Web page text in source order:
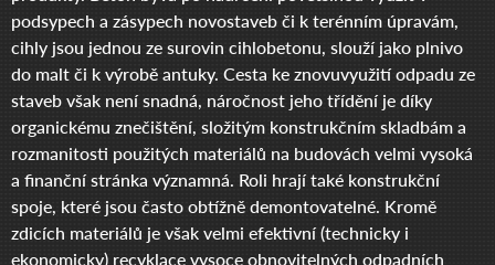
podsypech a zásypech novostaveb či k terénním úpravám,
cihly jsou jednou ze surovin cihlobetonu, slouží jako plnivo
do malt či k výrobě antuky. Cesta ke znovuvyužití odpadu ze
staveb však není snadná, náročnost jeho třídění je díky
organickému znečištění, složitým konstrukčním skladbám a
rozmanitosti použitých materiálů na budovách velmi vysoká
a finanční stránka významná. Roli hrají také konstrukční
spoje, které jsou často obtížně demontovatelné. Kromě
zdicích materiálů je však velmi efektivní (technicky i
ekonomicky) recyklace vysoce obnovitelných odpadních